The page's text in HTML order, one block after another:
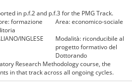
in p.f.2 and p.f.3 for the PMG Track.
formazione
Area: economico-sociale
INGLESE
Modalità: riconducibile al
progetto formativo del
Dottorando
Research Methodology course, the
in that track across all ongoing cycles.